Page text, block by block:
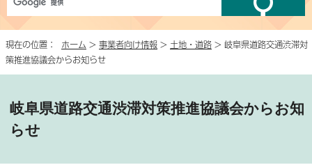
現在の位置： ホーム > 事業者向け情報 > 土地・道路 > 岐阜県道路交通渋滞対
策推進協議会からお知らせ
岐阜県道路交通渋滞対策推進協議会からお知
らせ